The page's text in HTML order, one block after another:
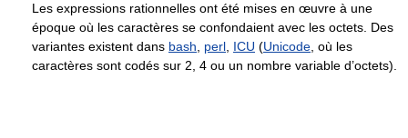
Les expressions rationnelles ont été mises en œuvre à une
époque où les caractères se confondaient avec les octets. Des
variantes existent dans bash, perl, ICU (Unicode, où les
caractères sont codés sur 2, 4 ou un nombre variable d’octets).